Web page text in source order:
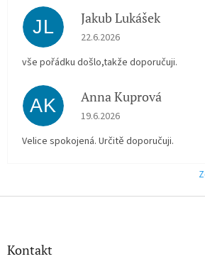
JL Jakub Lukášek
Hodnocení obchodu je 5 z 5
22.6.2026
vše pořádku došlo,takže doporučuji.
AK Anna Kuprová
Hodnocení obchodu je 5 z 5
19.6.2026
Velice spokojená. Určitě doporučuji.
Z
Kontakt